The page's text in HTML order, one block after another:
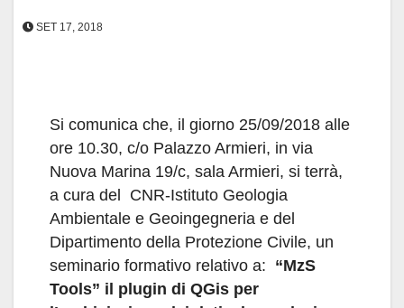
SET 17, 2018
Si comunica che, il giorno 25/09/2018 alle
ore 10.30, c/o Palazzo Armieri, in via
Nuova Marina 19/c, sala Armieri, si terrà,
a cura del CNR-Istituto Geologia
Ambientale e Geoingegneria e del
Dipartimento della Protezione Civile, un
seminario formativo relativo a: “MzS
Tools” il plugin di QGis per